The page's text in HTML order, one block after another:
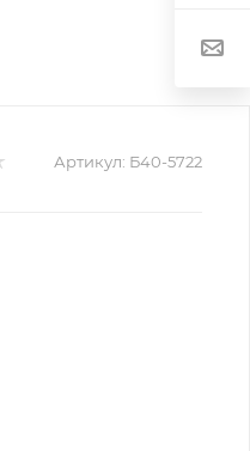
Артикул: Б40-5722